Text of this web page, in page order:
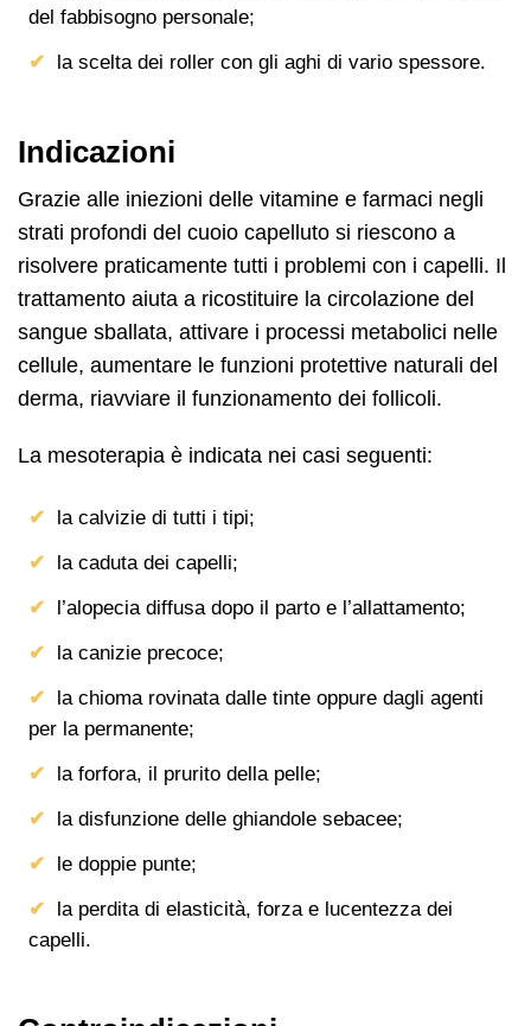
del fabbisogno personale;
la scelta dei roller con gli aghi di vario spessore.
Indicazioni
Grazie alle iniezioni delle vitamine e farmaci negli
strati profondi del cuoio capelluto si riescono a
risolvere praticamente tutti i problemi con i capelli. Il
trattamento aiuta a ricostituire la circolazione del
sangue sballata, attivare i processi metabolici nelle
cellule, aumentare le funzioni protettive naturali del
derma, riavviare il funzionamento dei follicoli.
La mesoterapia è indicata nei casi seguenti:
la calvizie di tutti i tipi;
la caduta dei capelli;
l’alopecia diffusa dopo il parto e l’allattamento;
la canizie precoce;
la chioma rovinata dalle tinte oppure dagli agenti
per la permanente;
la forfora, il prurito della pelle;
la disfunzione delle ghiandole sebacee;
le doppie punte;
la perdita di elasticità, forza e lucentezza dei
capelli.